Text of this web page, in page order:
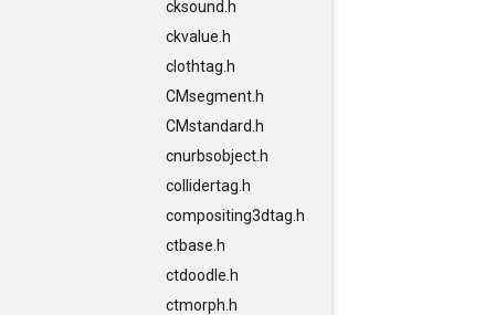
cksound.h
ckvalue.h
clothtag.h
CMsegment.h
CMstandard.h
cnurbsobject.h
collidertag.h
compositing3dtag.h
ctbase.h
ctdoodle.h
ctmorph.h